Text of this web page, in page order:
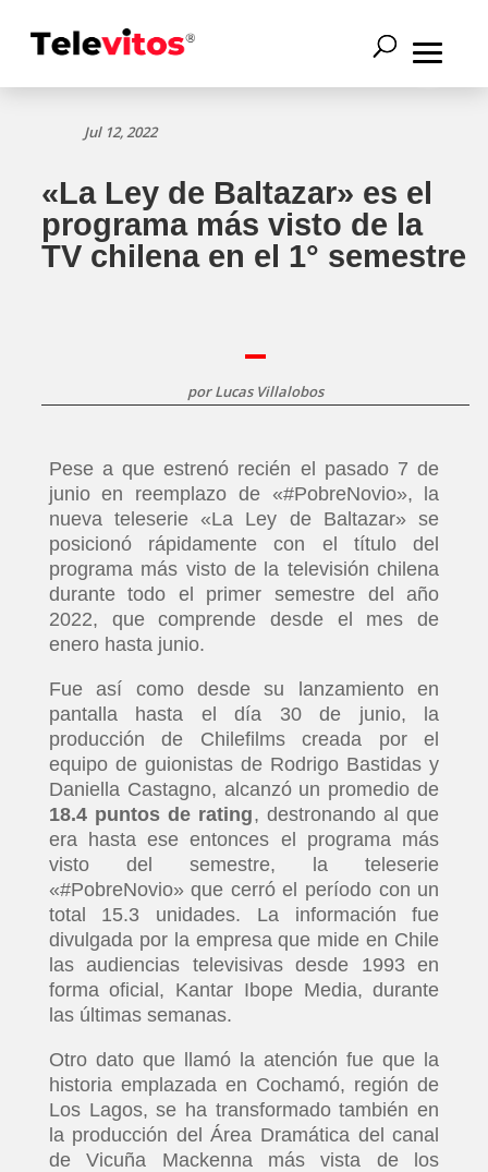
Jul 12, 2022
«La Ley de Baltazar» es el
programa más visto de la
TV chilena en el 1° semestre
porLucas Villalobos
Pese a que estrenó recién el pasado 7 de
junio en reemplazo de «#PobreNovio», la
nueva teleserie «La Ley de Baltazar» se
posicionó rápidamente con el título del
programa más visto de la televisión chilena
durante todo el primer semestre del año
2022, que comprende desde el mes de
enero hasta junio.
Fue así como desde su lanzamiento en
pantalla hasta el día 30 de junio, la
producción de Chilefilms creada por el
equipo de guionistas de Rodrigo Bastidas y
Daniella Castagno, alcanzó un promedio de
18.4 puntos de rating, destronando al que
era hasta ese entonces el programa más
visto del semestre, la teleserie
«#PobreNovio» que cerró el período con un
total 15.3 unidades. La información fue
divulgada por la empresa que mide en Chile
las audiencias televisivas desde 1993 en
forma oficial, Kantar Ibope Media, durante
las últimas semanas.
Otro dato que llamó la atención fue que la
historia emplazada en Cochamó, región de
Los Lagos, se ha transformado también en
la producción del Área Dramática del canal
de Vicuña Mackenna más vista de los